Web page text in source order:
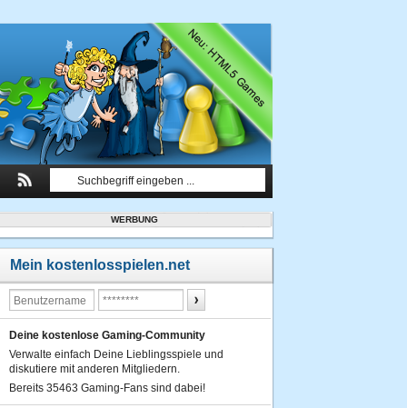
WERBUNG
Mein kostenlosspielen.net
Deine kostenlose Gaming-Community
Verwalte einfach Deine Lieblingsspiele und
diskutiere mit anderen Mitgliedern.
Bereits 35463 Gaming-Fans sind dabei!